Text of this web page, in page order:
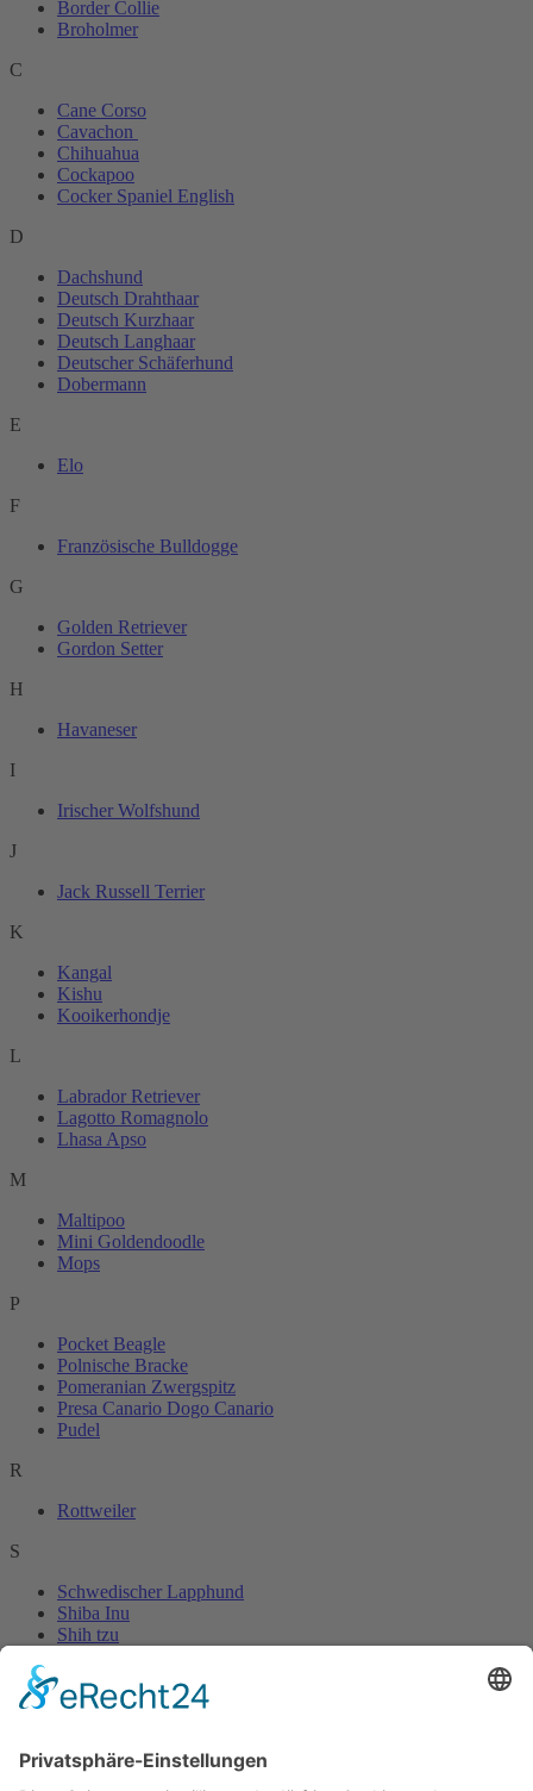
Border Collie
Broholmer
C
Cane Corso
Cavachon
Chihuahua
Cockapoo
Cocker Spaniel English
D
Dachshund
Deutsch Drahthaar
Deutsch Kurzhaar
Deutsch Langhaar
Deutscher Schäferhund
Dobermann
E
Elo
F
Französische Bulldogge
G
Golden Retriever
Gordon Setter
H
Havaneser
I
Irischer Wolfshund
J
Jack Russell Terrier
K
Kangal
Kishu
Kooikerhondje
L
Labrador Retriever
Lagotto Romagnolo
Lhasa Apso
M
Maltipoo
Mini Goldendoodle
Mops
P
Pocket Beagle
Polnische Bracke
Pomeranian Zwergspitz
Presa Canario Dogo Canario
Pudel
R
Rottweiler
S
Schwedischer Lapphund
Shiba Inu
Shih tzu
Tibet Terrier
W